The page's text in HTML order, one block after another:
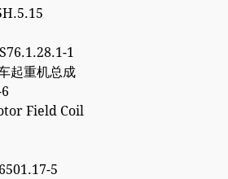
1
起重机总成
Field Coil
5